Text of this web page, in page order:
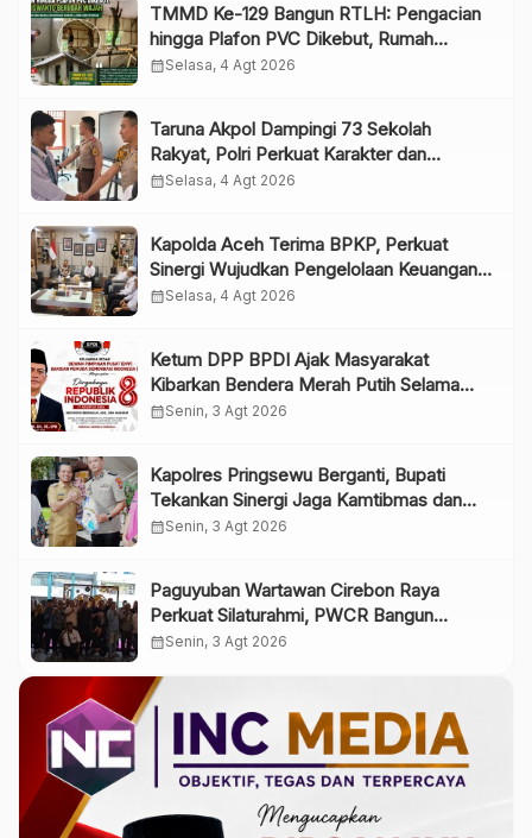
TMMD Ke-129 Bangun RTLH: Pengacian
hingga Plafon PVC Dikebut, Rumah
Siswanto Berubah Wajah
calendar_monthSelasa, 4 Agt 2026
Taruna Akpol Dampingi 73 Sekolah
Rakyat, Polri Perkuat Karakter dan
Kepemimpinan Generasi Muda
calendar_monthSelasa, 4 Agt 2026
Kapolda Aceh Terima BPKP, Perkuat
Sinergi Wujudkan Pengelolaan Keuangan
yang Transparan dan Akuntabel
calendar_monthSelasa, 4 Agt 2026
Ketum DPP BPDI Ajak Masyarakat
Kibarkan Bendera Merah Putih Selama
Agustus, Wujudkan Semangat Indonesia
calendar_monthSenin, 3 Agt 2026
Kapolres Pringsewu Berganti, Bupati
Tekankan Sinergi Jaga Kamtibmas dan
Pelayanan Publik
calendar_monthSenin, 3 Agt 2026
Paguyuban Wartawan Cirebon Raya
Perkuat Silaturahmi, PWCR Bangun
Solidaritas dan Profesionalisme Anggota
calendar_monthSenin, 3 Agt 2026